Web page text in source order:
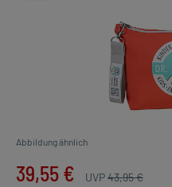
Abbildung ähnlich
39,55 € UVP43,95 €